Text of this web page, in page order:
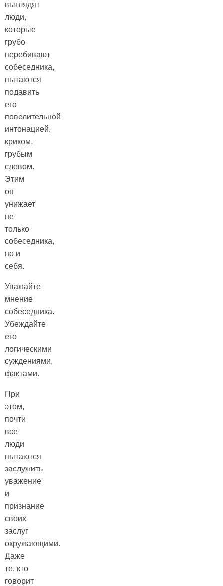
выглядят
люди,
которые
грубо
перебивают
собеседника,
пытаются
подавить
его
повелительной
интонацией,
криком,
грубым
словом.
Этим
он
унижает
не
только
собеседника,
но и
себя.
Уважайте
мнение
собеседника.
Убеждайте
его
логическими
суждениями,
фактами.
При
этом,
почти
все
люди
пытаются
заслужить
уважение
и
признание
своих
заслуг
окружающими.
Даже
те, кто
говорит